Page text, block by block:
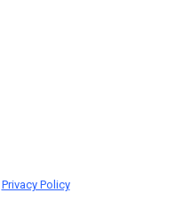
Privacy Policy